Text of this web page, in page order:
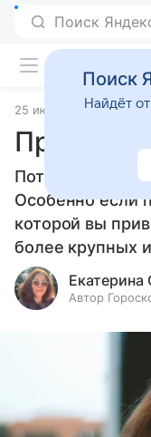
Поиск
25 июня 2026
Приметы
Потери бывают
Особенно если
которой вы
более крупных
Екатерина
Автор
Поиск
Найдёт